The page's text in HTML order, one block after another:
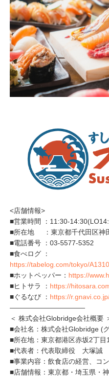
<店舗情報>
■営業時間 ：11:30-
■所在地 ：東京都千代田区神
■電話番号 ：03-5577-5352
■食べログ ：
https://tabelog.com/tokyo/
■ホットペッパー： https://
■ヒトサラ ： https://
■ぐるなび ： https://
———————————
＜ 株式会社Globridge会社概要
■会社名：株式会社Globridge (
■所在地：東京都港区赤坂2丁
■代表者：代表取締役 大塚誠
■事業内容：飲食店の経営、コ
■店舗情報：東京都・埼玉県・